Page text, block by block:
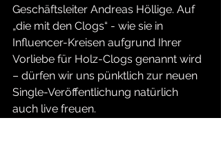
Geschäftsleiter Andreas Höllige. Auf
„die mit den Clogs“ - wie sie in
Influencer-Kreisen aufgrund Ihrer
Vorliebe für Holz-Clogs genannt wird
– dürfen wir uns pünktlich zur neuen
Single-Veröffentlichung natürlich
auch live freuen.